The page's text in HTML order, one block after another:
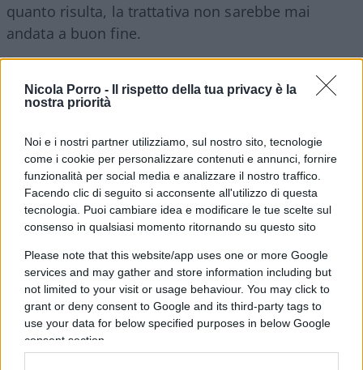
Nicola Porro -
Il rispetto della tua privacy è la
nostra priorità
Noi e i nostri partner utilizziamo, sul nostro sito, tecnologie
come i cookie per personalizzare contenuti e annunci, fornire
funzionalità per social media e analizzare il nostro traffico.
Facendo clic di seguito si acconsente all'utilizzo di questa
tecnologia. Puoi cambiare idea e modificare le tue scelte sul
consenso in qualsiasi momento ritornando su questo sito
Please note that this website/app uses one or more Google
services and may gather and store information including but
not limited to your visit or usage behaviour. You may click to
grant or deny consent to Google and its third-party tags to
use your data for below specified purposes in below Google
consent section.
quanto risulta, la trattativa non sarebbe mai
andata a buon fine.
Le indagini su D’Alema
sarebbero riusciti ad avere contatti con Massimo
D’Alema il quale – scrivono nella ricostruzione i
pm – “per il curriculum di incarichi anche di rilievo
internazionale rivestiti nel tempo si poneva quale
mediatore informalenei rapporti con i vertici delle
società italiane, ossiaAlessandro Profumoquale
amministratore delegato di Leonardo eGiuseppe
Giordoquale direttore generale della divisione
navi militari diFincantieri“. L’operazione, avrebbe
permesso alle autorità colombiane di concludere
accordi per oltre 4 miliardi di euro e